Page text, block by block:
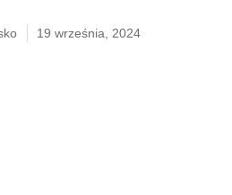
19 września, 2024